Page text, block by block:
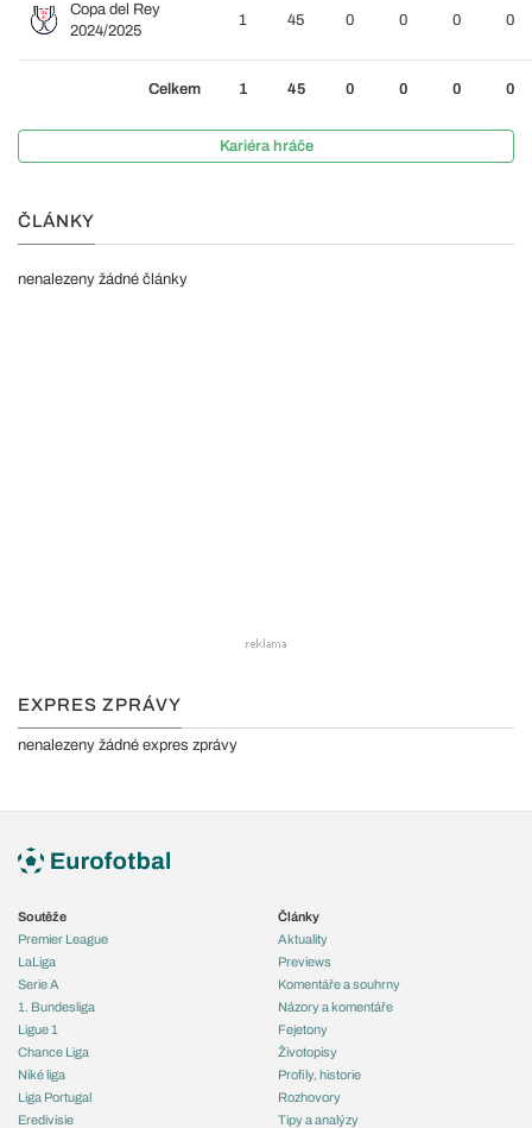
Copa del Rey
2024/2025
1 45 0 0 0 0
Celkem 1 45 0 0 0 0
Kariéra hráče
ČLÁNKY
nenalezeny žádné články
EXPRES ZPRÁVY
nenalezeny žádné expres zprávy
Soutěže
Premier League
LaLiga
Serie A
1. Bundesliga
Ligue 1
Chance Liga
Niké liga
Liga Portugal
Eredivisie
Články
Aktuality
Previews
Komentáře a souhrny
Názory a komentáře
Fejetony
Životopisy
Profily, historie
Rozhovory
Tipy a analýzy